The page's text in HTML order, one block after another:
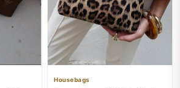
Housebags